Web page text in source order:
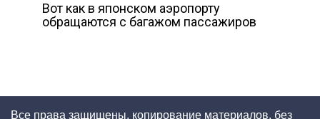
Вот как в японском аэропорту
обращаются с багажом пассажиров
Все права защищены, копирование материалов, без